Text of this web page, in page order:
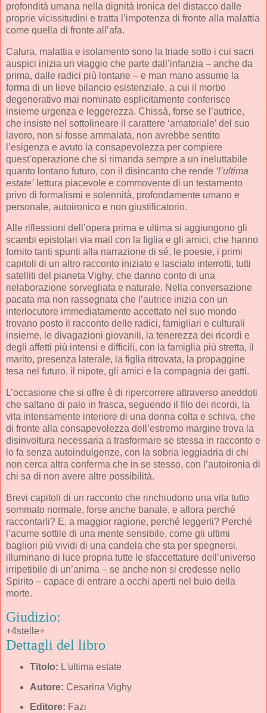
profondità umana nella dignità ironica del distacco dalle
proprie vicissitudini e tratta l’impotenza di fronte alla malattia
come quella di fronte all’afa.
Calura, malattia e isolamento sono la triade sotto i cui sacri
auspici inizia un viaggio che parte dall’infanzia – anche da
prima, dalle radici più lontane – e man mano assume la
forma di un lieve bilancio esistenziale, a cui il morbo
degenerativo mai nominato esplicitamente conferisce
insieme urgenza e leggerezza. Chissà, forse se l’autrice,
che insiste nel sottolineare il carattere ‘amatoriale’ del suo
lavoro, non si fosse ammalata, non avrebbe sentito
l’esigenza e avuto la consapevolezza per compiere
quest’operazione che si rimanda sempre a un ineluttabile
quanto lontano futuro, con il disincanto che rende ‘l’ultima
estate’ lettura piacevole e commovente di un testamento
privo di formalismi e solennità, profondamente umano e
personale, autoironico e non giustificatorio.
Alle riflessioni dell’opera prima e ultima si aggiungono gli
scambi epistolari via mail con la figlia e gli amici, che hanno
fornito tanti spunti alla narrazione di sé, le poesie, i primi
capitoli di un altro racconto iniziato e lasciato interrotti, tutti
satelliti del pianeta Vighy, che danno conto di una
rielaborazione sorvegliata e naturale. Nella conversazione
pacata ma non rassegnata che l’autrice inizia con un
interlocutore immediatamente accettato nel suo mondo
trovano posto il racconto delle radici, famigliari e culturali
insieme, le divagazioni giovanili, la tenerezza dei ricordi e
degli affetti più intensi e difficili, con la famiglia più stretta, il
marito, presenza laterale, la figlia ritrovata, la propaggine
tesa nel futuro, il nipote, gli amici e la compagnia dei gatti.
L’occasione che si offre è di ripercorrere attraverso aneddoti
che saltano di palo in frasca, seguendo il filo dei ricordi, la
vita intensamente interiore di una donna colta e schiva, che
di fronte alla consapevolezza dell’estremo margine trova la
disinvoltura necessaria a trasformare se stessa in racconto e
lo fa senza autoindulgenze, con la sobria leggiadria di chi
non cerca altra conferma che in se stesso, con l’autoironia di
chi sa di non avere altre possibilità.
Brevi capitoli di un racconto che rinchiudono una vita tutto
sommato normale, forse anche banale, e allora perché
raccontarli? E, a maggior ragione, perché leggerli? Perché
l’acume sottile di una mente sensibile, come gli ultimi
bagliori più vividi di una candela che sta per spegnersi,
illuminano di luce propria tutte le sfaccettature dell’universo
irripetibile di un’anima – se anche non si credesse nello
Spirito – capace di entrare a occhi aperti nel buio della
morte.
Giudizio:
+4stelle+
Dettagli del libro
Titolo: L'ultima estate
Autore: Cesarina Vighy
Editore: Fazi